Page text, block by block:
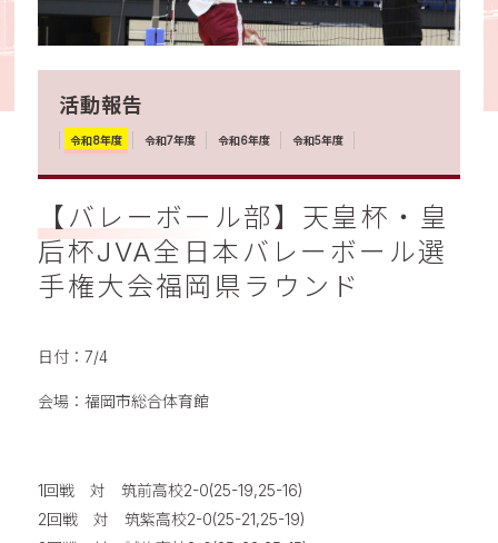
活動報告
令和8年度 令和7年度 令和6年度 令和5年度
【バレーボール部】天皇杯・皇
后杯JVA全日本バレーボール選
手権大会福岡県ラウンド
日付：7/4
会場：福岡市総合体育館
1回戦 対 筑前高校2-0(25-19,25-16)
2回戦 対 筑紫高校2-0(25-21,25-19)